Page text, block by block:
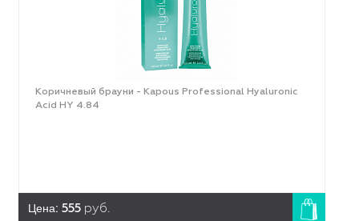
Коричневый брауни - Kapous Professional Hyaluronic
Acid HY 4.84
Цена: 555 руб.